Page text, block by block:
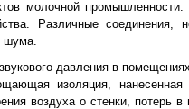
молочной
Различные соединения,
шума.
давления в
изоляция,
воздуха о стенки,